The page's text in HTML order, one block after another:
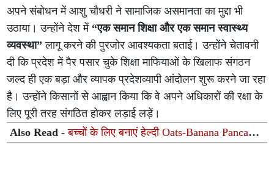
अपने संबोधन में आशु चौधरी ने सामाजिक असमानता का मुद्दा भी
उठाया। उन्होंने देश में “एक समान शिक्षा और एक समान स्वास्थ्य
व्यवस्था” लागू करने की पुरजोर आवश्यकता बताई। उन्होंने चेतावनी
दी कि प्रदेश में पैर पसार चुके शिक्षा माफियाओं के खिलाफ संगठन
जल्द ही एक बड़ा और व्यापक प्रदेशव्यापी आंदोलन शुरू करने जा रहा
है। उन्होंने किसानों से आह्वान किया कि वे अपने अधिकारों की रक्षा के
लिए पूरी तरह संगठित होकर लड़ाई लड़ें।
Also Read -बच्चों के लिए बनाएं हेल्दी Oats-Banana Pancake:
मिनटों में तैयार होगा टेस्टी और पोषण से भरपूर नाश्ता